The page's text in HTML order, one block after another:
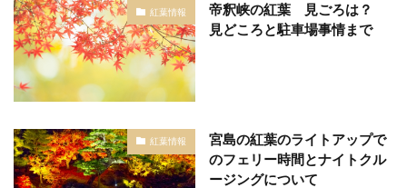
紅葉情報
帝釈峡の紅葉 見ごろは？
見どころと駐車場事情まで
紅葉情報
宮島の紅葉のライトアップで
のフェリー時間とナイトクル
ージングについて